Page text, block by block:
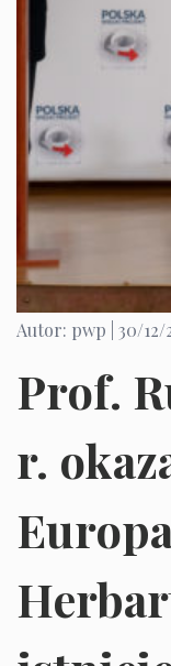
Autor: pwp | 30/12/
Prof.
r.